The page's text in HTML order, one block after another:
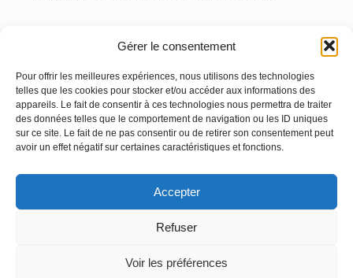
Gérer le consentement
Pour offrir les meilleures expériences, nous utilisons des technologies
telles que les cookies pour stocker et/ou accéder aux informations des
appareils. Le fait de consentir à ces technologies nous permettra de traiter
des données telles que le comportement de navigation ou les ID uniques
sur ce site. Le fait de ne pas consentir ou de retirer son consentement peut
avoir un effet négatif sur certaines caractéristiques et fonctions.
Accepter
Refuser
Voir les préférences
Aucun commentaire à afficher.
Principale
Linkedin Instagram
MENTIONS LÉGALES